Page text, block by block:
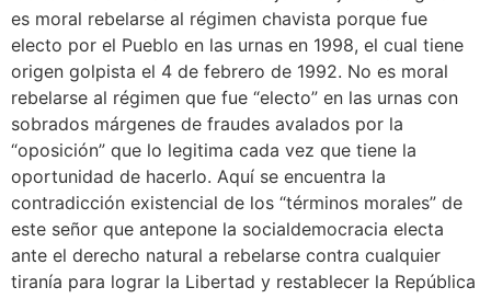
es moral rebelarse al régimen chavista porque fue
electo por el Pueblo en las urnas en 1998, el cual tiene
origen golpista el 4 de febrero de 1992. No es moral
rebelarse al régimen que fue “electo” en las urnas con
sobrados márgenes de fraudes avalados por la
“oposición” que lo legitima cada vez que tiene la
oportunidad de hacerlo. Aquí se encuentra la
contradicción existencial de los “términos morales” de
este señor que antepone la socialdemocracia electa
ante el derecho natural a rebelarse contra cualquier
tiranía para lograr la Libertad y restablecer la República